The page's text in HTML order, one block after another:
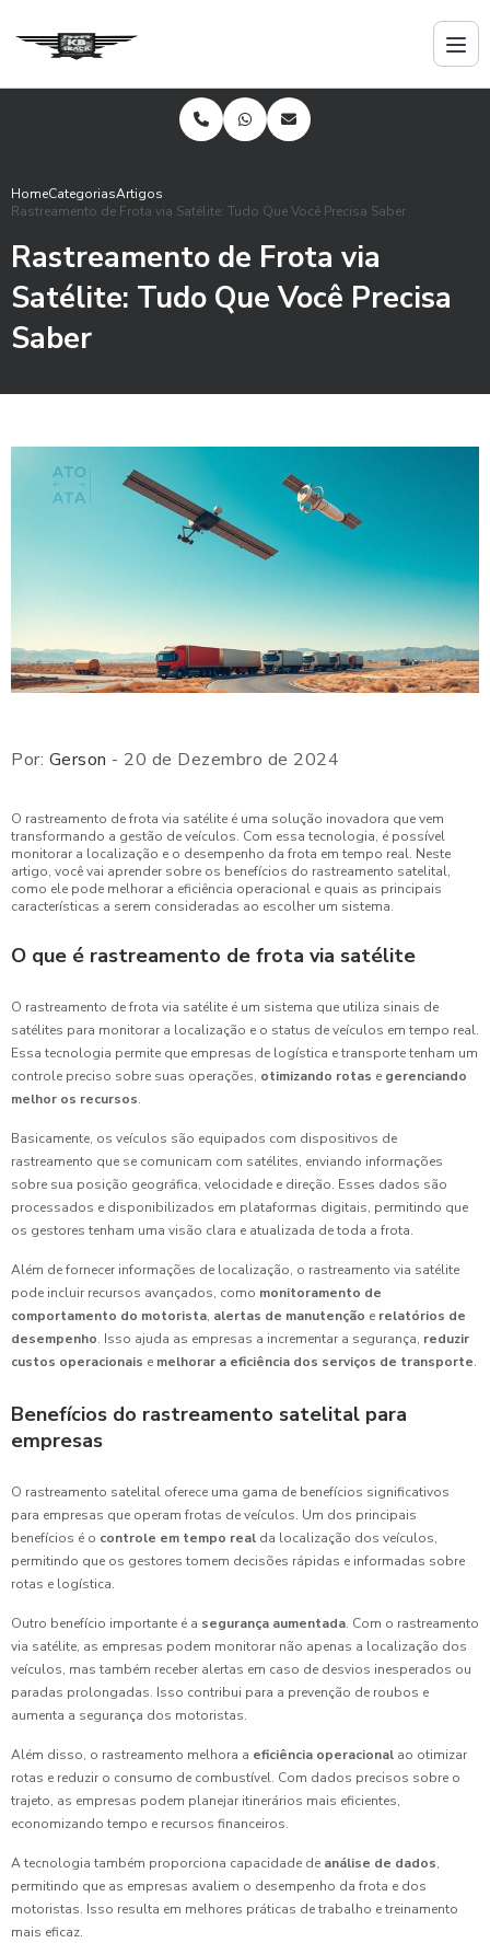
HomeCategoriasArtigos
Rastreamento de Frota via Satélite: Tudo Que Você Precisa Saber
Rastreamento de Frota via
Satélite: Tudo Que Você Precisa
Saber
Por: Gerson - 20 de Dezembro de 2024
O rastreamento de frota via satélite é uma solução inovadora que vem
transformando a gestão de veículos. Com essa tecnologia, é possível
monitorar a localização e o desempenho da frota em tempo real. Neste
artigo, você vai aprender sobre os benefícios do rastreamento satelital,
como ele pode melhorar a eficiência operacional e quais as principais
características a serem consideradas ao escolher um sistema.
O que é rastreamento de frota via satélite
O rastreamento de frota via satélite é um sistema que utiliza sinais de
satélites para monitorar a localização e o status de veículos em tempo real.
Essa tecnologia permite que empresas de logística e transporte tenham um
controle preciso sobre suas operações, otimizando rotas e gerenciando
melhor os recursos.
Basicamente, os veículos são equipados com dispositivos de
rastreamento que se comunicam com satélites, enviando informações
sobre sua posição geográfica, velocidade e direção. Esses dados são
processados e disponibilizados em plataformas digitais, permitindo que
os gestores tenham uma visão clara e atualizada de toda a frota.
Além de fornecer informações de localização, o rastreamento via satélite
pode incluir recursos avançados, como monitoramento de
comportamento do motorista, alertas de manutenção e relatórios de
desempenho. Isso ajuda as empresas a incrementar a segurança, reduzir
custos operacionais e melhorar a eficiência dos serviços de transporte.
Benefícios do rastreamento satelital para
empresas
O rastreamento satelital oferece uma gama de benefícios significativos
para empresas que operam frotas de veículos. Um dos principais
benefícios é o controle em tempo real da localização dos veículos,
permitindo que os gestores tomem decisões rápidas e informadas sobre
rotas e logística.
Outro benefício importante é a segurança aumentada. Com o rastreamento
via satélite, as empresas podem monitorar não apenas a localização dos
veículos, mas também receber alertas em caso de desvios inesperados ou
paradas prolongadas. Isso contribui para a prevenção de roubos e
aumenta a segurança dos motoristas.
Além disso, o rastreamento melhora a eficiência operacional ao otimizar
rotas e reduzir o consumo de combustível. Com dados precisos sobre o
trajeto, as empresas podem planejar itinerários mais eficientes,
economizando tempo e recursos financeiros.
A tecnologia também proporciona capacidade de análise de dados,
permitindo que as empresas avaliem o desempenho da frota e dos
motoristas. Isso resulta em melhores práticas de trabalho e treinamento
mais eficaz.